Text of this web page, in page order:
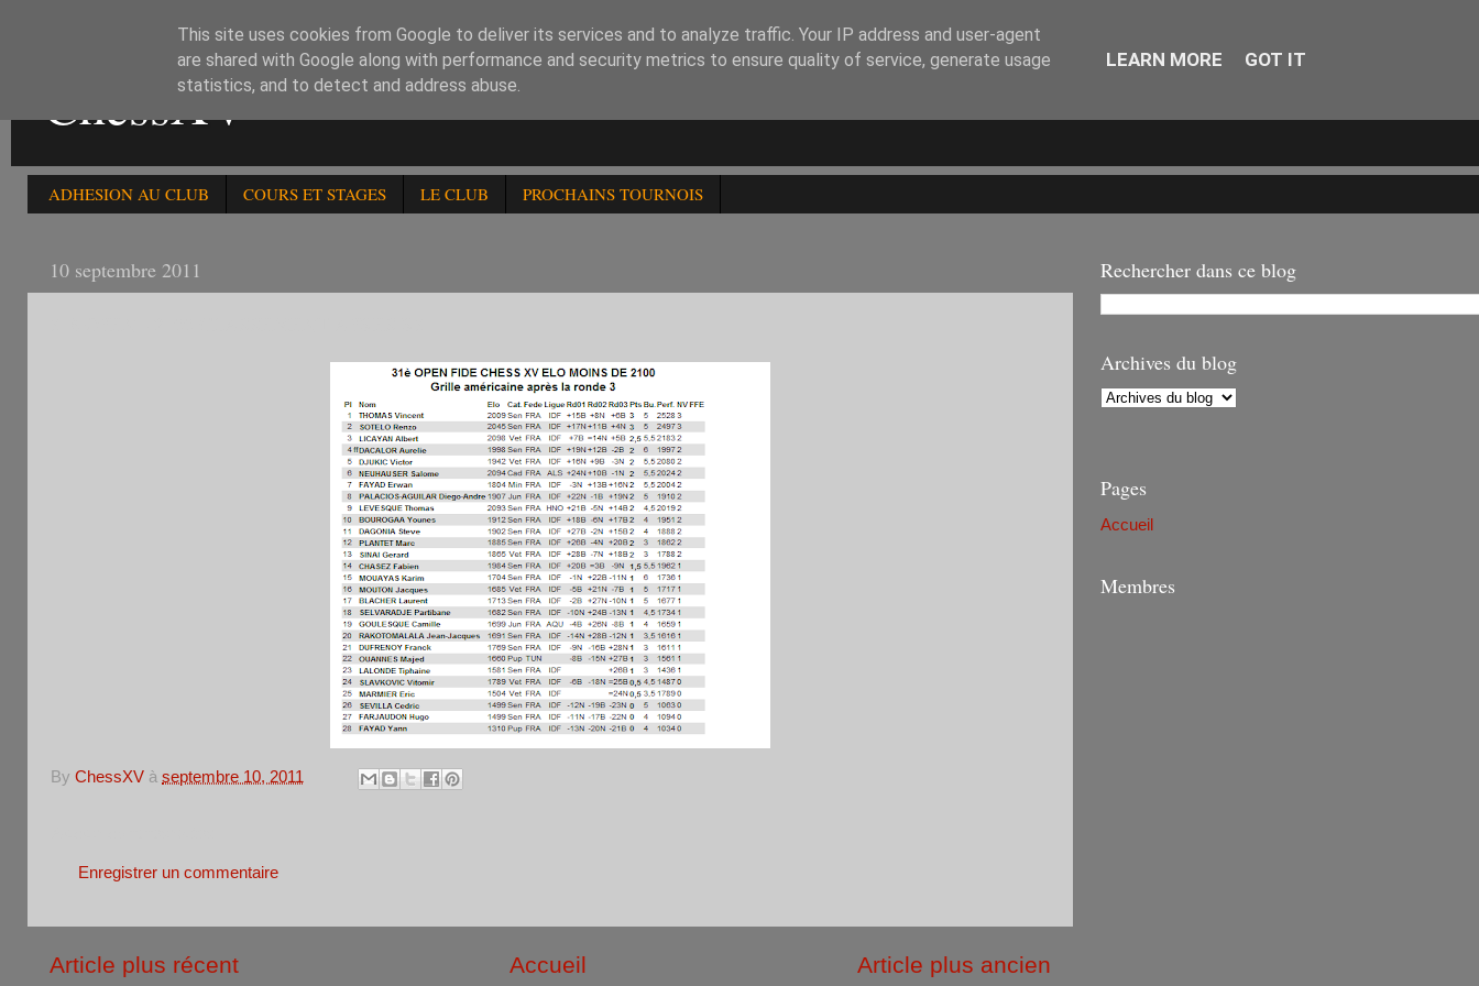
ChessXV
ADHESION AU CLUB COURS ET STAGES LE CLUB PROCHAINS TOURNOIS
10 septembre 2011
By ChessXV à septembre 10, 2011
Enregistrer un commentaire
Article plus récent Article plus ancien
Accueil
Rechercher dans ce blog
Archives du blog
Pages
Accueil
Membres
This site uses cookies from Google to deliver its services and to analyze traffic. Your IP address and user-agent
are shared with Google along with performance and security metrics to ensure quality of service, generate usage
statistics, and to detect and address abuse.
LEARN MORE GOT IT